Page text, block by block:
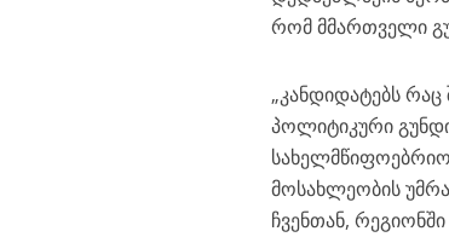
რომ მმართველი
„კანდიდატებს რაც
პოლიტიკური
მოსახლეობის
ჩვენთან,